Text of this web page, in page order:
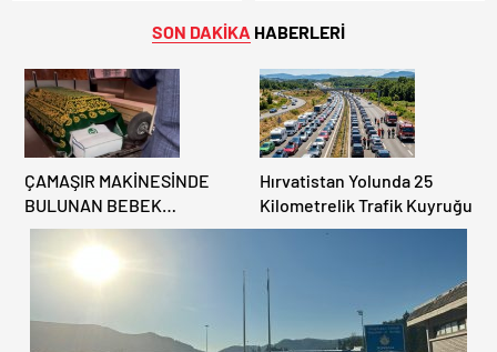
SON DAKİKA HABERLERİ
ÇAMAŞIR MAKİNESİNDE
BULUNAN BEBEK
CENAZESİ ŞOK ETTİ
Hırvatistan Yolunda 25
Kilometrelik Trafik Kuyruğu